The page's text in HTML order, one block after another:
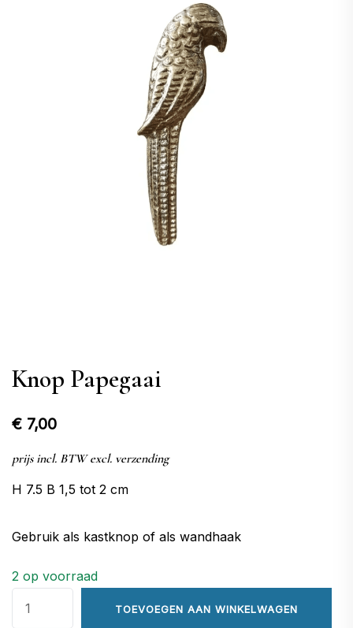
Knop Papegaai
€ 7,00
prijs incl. BTW excl. verzending
H 7.5 B 1,5 tot 2 cm
Gebruik als kastknop of als wandhaak
2 op voorraad
TOEVOEGEN AAN WINKELWAGEN